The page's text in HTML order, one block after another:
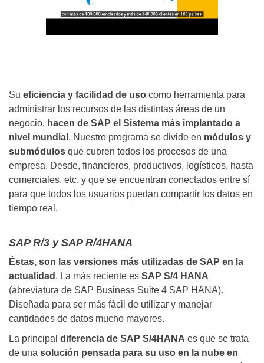
Su eficiencia y facilidad de uso como herramienta para
administrar los recursos de las distintas áreas de un
negocio, hacen de SAP el Sistema más implantado a
nivel mundial . Nuestro programa se divide en módulos y
submódulos que cubren todos los procesos de una
empresa. Desde, financieros, productivos, logísticos, hasta
comerciales, etc. y que se encuentran conectados entre sí
para que todos los usuarios puedan compartir los datos en
tiempo real.
SAP R/3 y SAP R/4HANA
Éstas, son las versiones más utilizadas de SAP en la
actualidad . La más reciente es SAP S/4 HANA
(abreviatura de SAP Business Suite 4 SAP HANA).
Diseñada para ser más fácil de utilizar y manejar
cantidades de datos mucho mayores.
La principal diferencia de SAP S/4HANA es que se trata
de una solución pensada para su uso en la nube en